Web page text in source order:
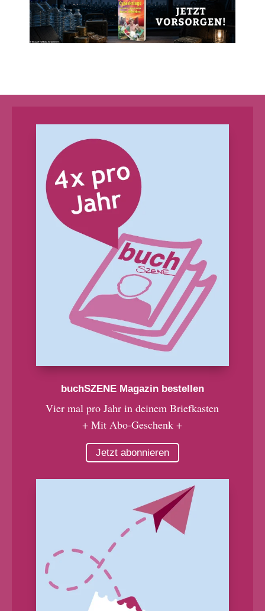
buchSZENE Magazin bestellen
Vier mal pro Jahr in deinem Briefkasten
+ Mit Abo-Geschenk +
Jetzt abonnieren